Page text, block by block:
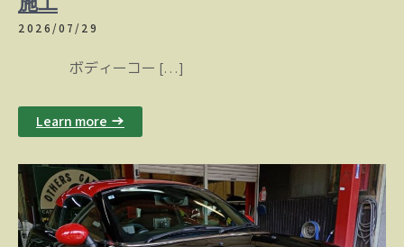
2026/07/29
ボディーコー […]
Learn more →